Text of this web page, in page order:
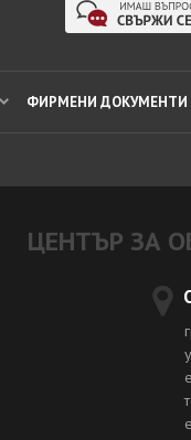
ФИРМЕНИ ДОКУМЕНТИ
ЦЕНТЪР ЗА